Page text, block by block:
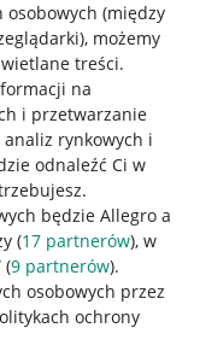
osobowych (między
, możemy
treści.
na
i przetwarzanie
rynkowych i
odnaleźć Ci w
będzie Allegro a
(17 partnerów), w
(9 partnerów).
osobowych przez
ochrony